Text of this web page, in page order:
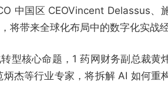
中国区 CEOVincent Delassus、
带来全球化布局中的数字化实战经
型核心命题，1 药网财务副总裁黄
杰等行业专家，将拆解 AI 如何重